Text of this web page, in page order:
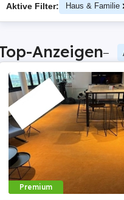
Aktive Filter: Haus & Familie
Anzeigen–
Premium